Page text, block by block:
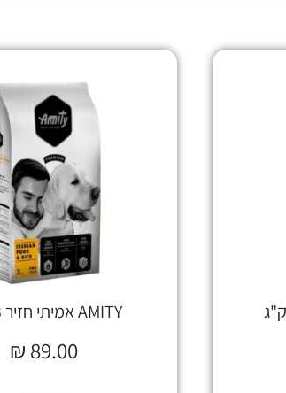
AMITY אמיתי חזיר 3 ק"ג
₪ 89.00